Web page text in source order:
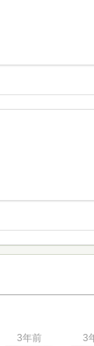
3年前 3